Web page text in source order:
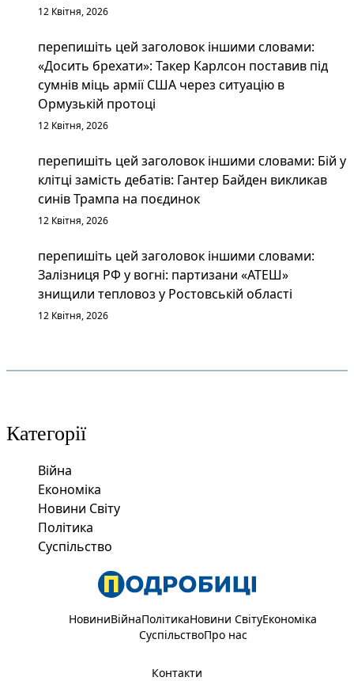
12 Квітня, 2026
перепишіть цей заголовок іншими словами:
«Досить брехати»: Такер Карлсон поставив під
сумнів міць армії США через ситуацію в
Ормузькій протоці
12 Квітня, 2026
перепишіть цей заголовок іншими словами: Бій у
клітці замість дебатів: Гантер Байден викликав
синів Трампа на поєдинок
12 Квітня, 2026
перепишіть цей заголовок іншими словами:
Залізниця РФ у вогні: партизани «АТЕШ»
знищили тепловоз у Ростовській області
12 Квітня, 2026
Категорії
Війна
Економіка
Новини Світу
Політика
Суспільство
НовиниВійнаПолітикаНовини СвітуЕкономіка
СуспільствоПро нас
Контакти